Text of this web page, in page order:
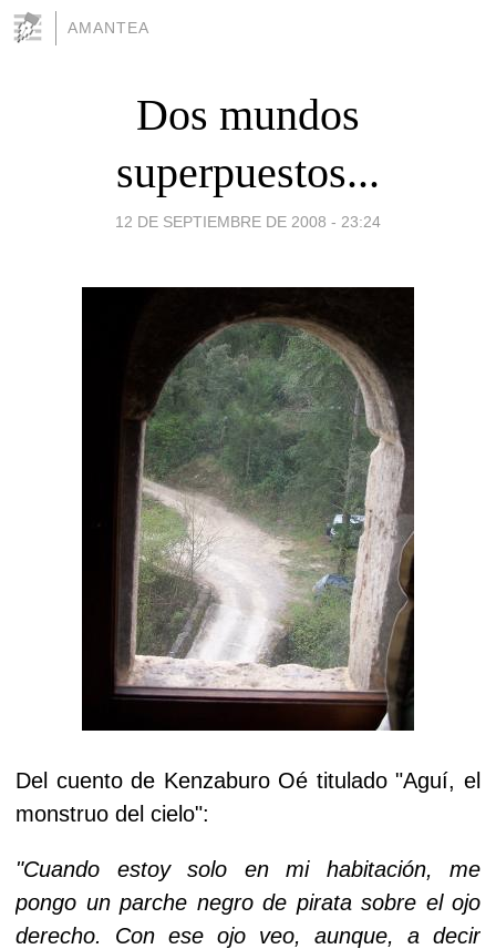
AMANTEA
Dos mundos
superpuestos...
12 DE SEPTIEMBRE DE 2008 - 23:24
Del cuento de Kenzaburo Oé titulado "Aguí, el
monstruo del cielo":
"Cuando estoy solo en mi habitación, me
pongo un parche negro de pirata sobre el ojo
derecho. Con ese ojo veo, aunque, a decir